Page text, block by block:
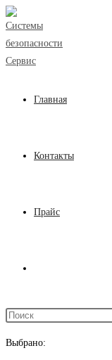
Перейти
к
содержимому
Главная
Контакты
Прайс
поиск
Выбрано: